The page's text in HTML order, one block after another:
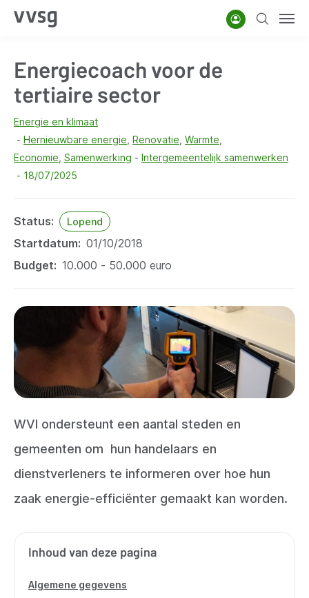
Overslaan
inhoud
gaan
AccountZoeken
Energiecoach voor de
tertiaire sector
Energie en klimaat
Hernieuwbare energie Renovatie Warmte
Economie Samenwerking
Intergemeentelijk samenwerken
18/07/2025
Status Lopend
Startdatum
01/10/2018
Budget
10.000 - 50.000 euro
WVI ondersteunt een aantal steden en
gemeenten om hun handelaars en
dienstverleners te informeren over hoe hun
zaak energie-efficiënter gemaakt kan worden.
Inhoud van deze pagina
Algemene gegevens